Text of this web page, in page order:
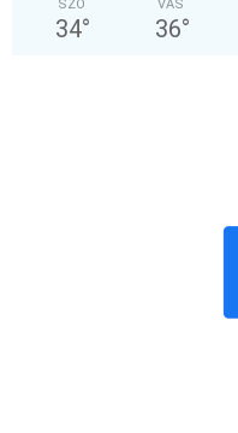
SZO
34°
VAS
36°